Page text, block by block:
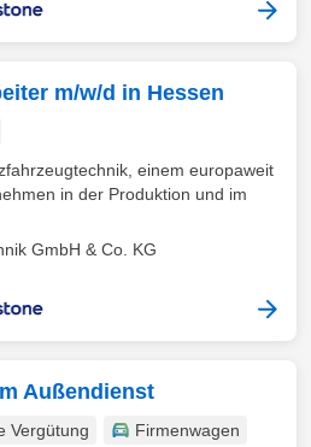
m/w/d in Hessen
einem europaweit
in der Produktion und im
GmbH & Co. KG
Außendienst
Vergütung
Firmenwagen